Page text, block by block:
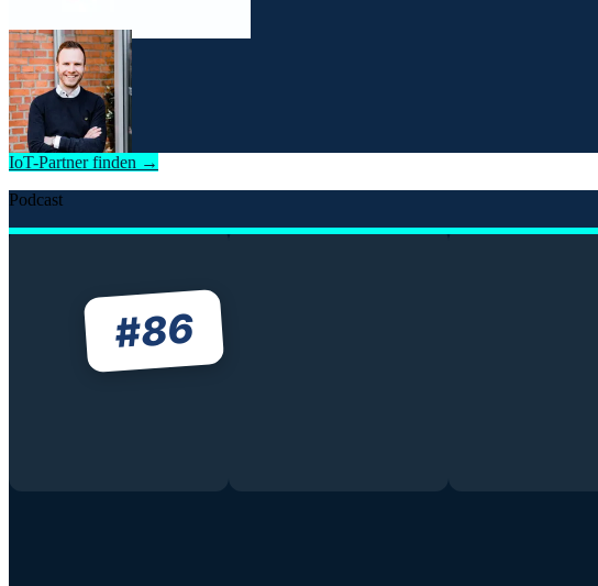
IoT-Partner finden →
Podcast
#86